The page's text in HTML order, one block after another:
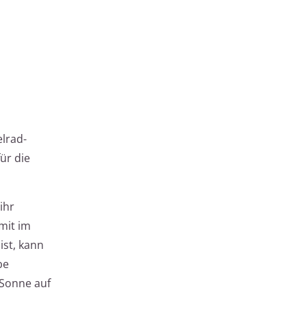
die
im
kann
auf